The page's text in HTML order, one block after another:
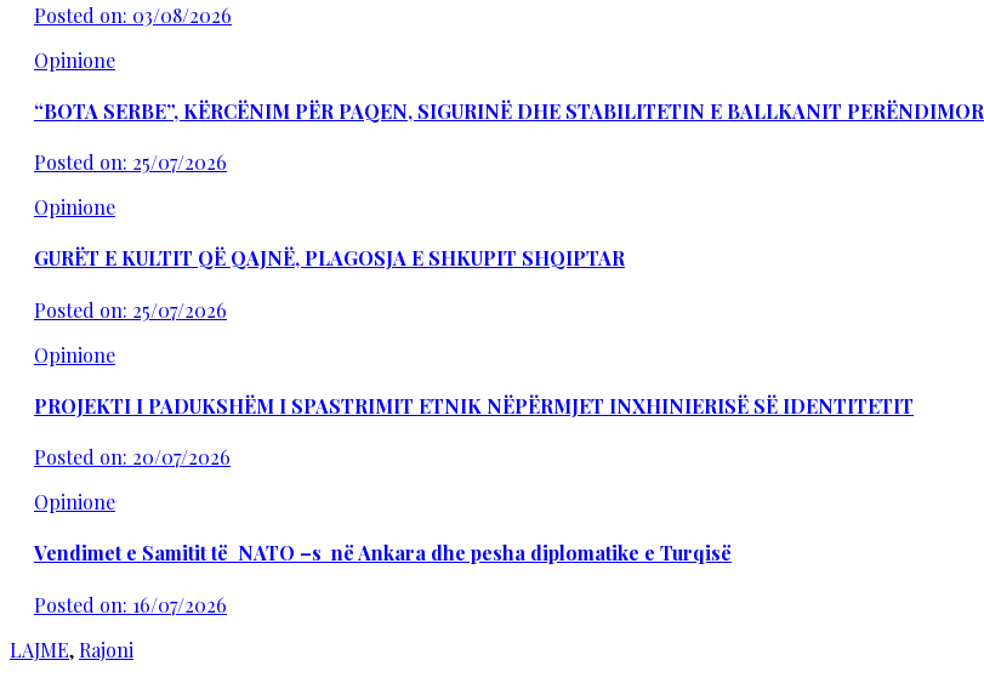
Posted on: 03/08/2026
Opinione
“BOTA SERBE”, KËRCËNIM PËR PAQEN, SIGURINË DHE STABILITETIN E BALLKANIT PERËNDIMOR
Posted on: 25/07/2026
Opinione
GURËT E KULTIT QË QAJNË, PLAGOSJA E SHKUPIT SHQIPTAR
Posted on: 25/07/2026
Opinione
PROJEKTI I PADUKSHËM I SPASTRIMIT ETNIK NËPËRMJET INXHINIERISË SË IDENTITETIT
Posted on: 20/07/2026
Opinione
Vendimet e Samitit të NATO –s në Ankara dhe pesha diplomatike e Turqisë
Posted on: 16/07/2026
LAJME, Rajoni